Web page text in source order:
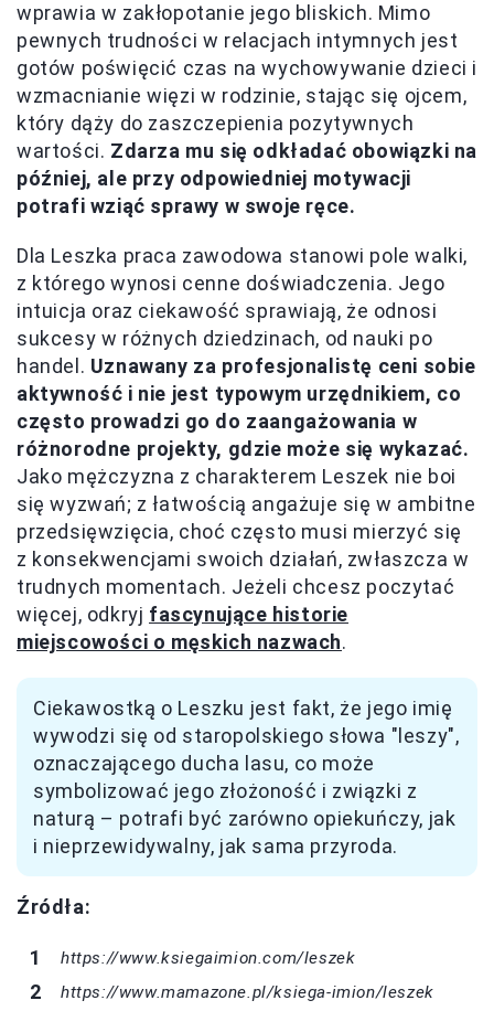
wprawia w zakłopotanie jego bliskich. Mimo
pewnych trudności w relacjach intymnych jest
gotów poświęcić czas na wychowywanie dzieci i
wzmacnianie więzi w rodzinie, stając się ojcem,
który dąży do zaszczepienia pozytywnych
wartości. Zdarza mu się odkładać obowiązki na
później, ale przy odpowiedniej motywacji
potrafi wziąć sprawy w swoje ręce.
Dla Leszka praca zawodowa stanowi pole walki,
z którego wynosi cenne doświadczenia. Jego
intuicja oraz ciekawość sprawiają, że odnosi
sukcesy w różnych dziedzinach, od nauki po
handel. Uznawany za profesjonalistę ceni sobie
aktywność i nie jest typowym urzędnikiem, co
często prowadzi go do zaangażowania w
różnorodne projekty, gdzie może się wykazać.
Jako mężczyzna z charakterem Leszek nie boi
się wyzwań; z łatwością angażuje się w ambitne
przedsięwzięcia, choć często musi mierzyć się
z konsekwencjami swoich działań, zwłaszcza w
trudnych momentach. Jeżeli chcesz poczytać
więcej, odkryj fascynujące historie
miejscowości o męskich nazwach.
Ciekawostką o Leszku jest fakt, że jego imię
wywodzi się od staropolskiego słowa "leszy",
oznaczającego ducha lasu, co może
symbolizować jego złożoność i związki z
naturą – potrafi być zarówno opiekuńczy, jak
i nieprzewidywalny, jak sama przyroda.
Źródła:
https://www.ksiegaimion.com/leszek
https://www.mamazone.pl/ksiega-imion/leszek